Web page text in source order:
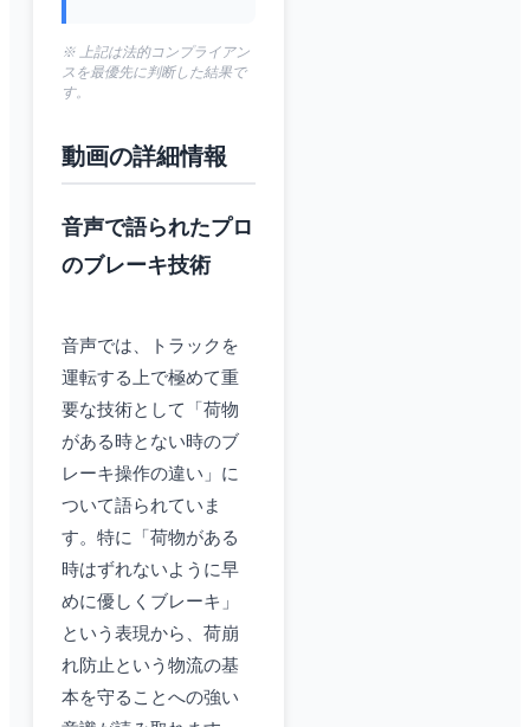
※ 上記は法的コンプライアン
スを最優先に判断した結果で
す。
動画の詳細情報
音声で語られたプロ
のブレーキ技術
音声では、トラックを
運転する上で極めて重
要な技術として「荷物
がある時とない時のブ
レーキ操作の違い」に
ついて語られていま
す。特に「荷物がある
時はずれないように早
めに優しくブレーキ」
という表現から、荷崩
れ防止という物流の基
本を守ることへの強い